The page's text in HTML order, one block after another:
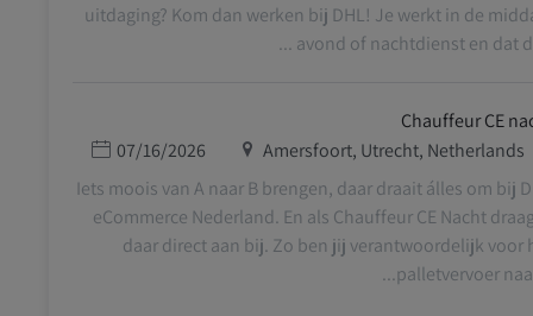
uitdaging? Kom dan werken bij DHL! Je werkt in de
avond of nachtdienst en dat
Chauffeur CE
מיקום
Amersfoort, Utrecht, Netherlands תאריך פרסום
07/16/2026
Iets moois van A naar B brengen, daar draait álles om bij
eCommerce Nederland. En als Chauffeur CE Nacht
daar direct aan bij. Zo ben jij verantwoordelijk voor
palletvervoer naar